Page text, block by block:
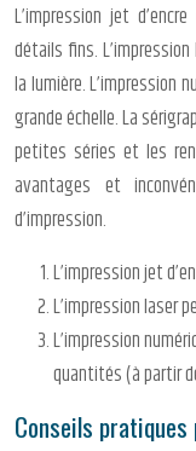
L’impression jet
détails fins.
la lumière. L’impression
grande échelle. La
petites séries et les
avantages et
d’impression.
L’impression jet
L’impression laser
L’impression
quantités (à partir
Conseils